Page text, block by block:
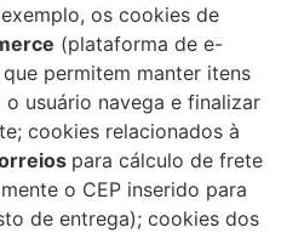
os cookies de
(plataforma de e-
permitem manter itens
usuário navega e finalizar
cookies relacionados à
para cálculo de frete
o CEP inserido para
de entrega); cookies dos